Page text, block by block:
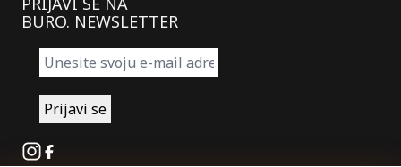
BURO. NEWSLETTER
Instagram
Facebook